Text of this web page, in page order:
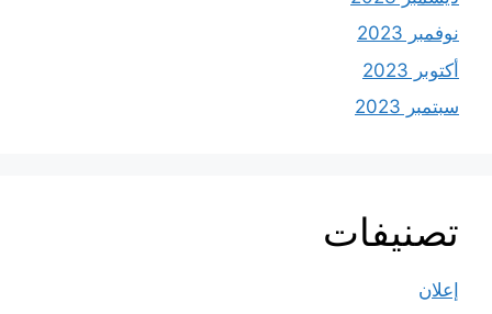
نوفمبر 2023
أكتوبر 2023
سبتمبر 2023
تصنيفات
إعلان